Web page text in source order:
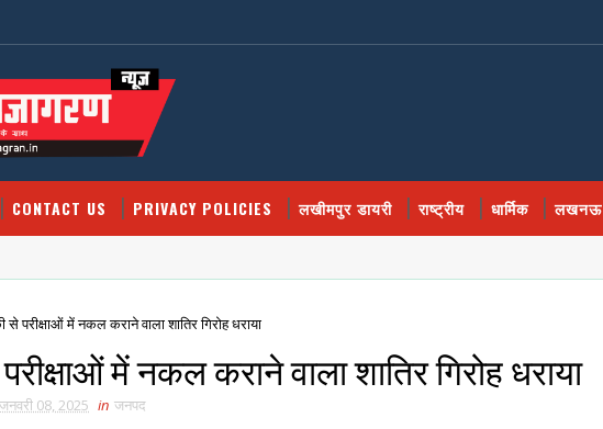
CONTACT US PRIVACY POLICIES लखीमपुर डायरी राष्ट्रीय धार्मिक लखनऊ
से परीक्षाओं में नकल कराने वाला शातिर गिरोह धराया
में नकल कराने वाला शातिर गिरोह धराया
जनवरी 08, 2025 in जनपद